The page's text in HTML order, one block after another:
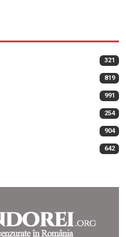
321
819
991
254
904
642